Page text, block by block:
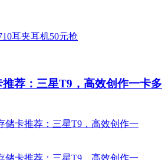
荐：三星T9，高效创作一卡多